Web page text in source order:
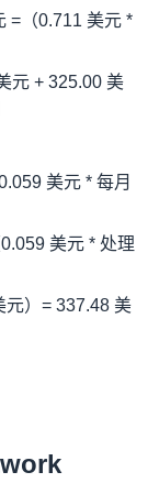
=（0.711 美元 *
元 + 325.00 美
美元 * 每月
美元 * 处理
元）= 337.48 美